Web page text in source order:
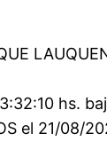
hs.
el 21/